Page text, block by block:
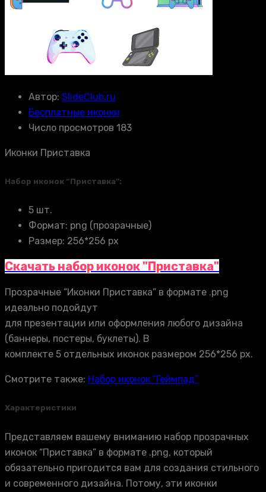
Автор: SlideClub.ru
Бесплатные иконки
Число просмотров 183
Иконки Приставка
Набор иконок “Приставка”:
5 шт.
Формат: png (прозрачные)
Размер: 256*256 px
Скачать набор иконок "Приставка"
Прозрачные “Иконки Приставка” в формате .png
идеально подойдут
для презентации или оформления любого дизайна
(баннеры, постеры, буклеты). В
комплекте 5 отдельных иконок размером 256*256 px.
Смотрите также: Набор иконок “Геймпад”
Характеристики
Представляем вашему вниманию набор прозрачных
иконок “Приставка” в формате .png, который
обязательно пригодится вам для создания стильного
и современного дизайна. Потому, эти иконки